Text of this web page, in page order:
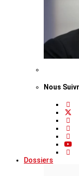
Nous
Dossiers